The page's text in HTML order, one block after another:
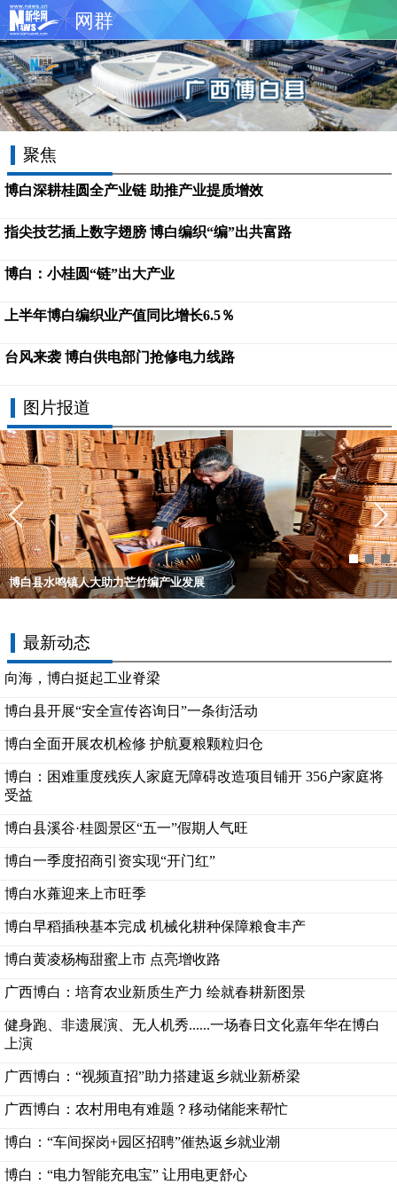
网群
聚焦
博白深耕桂圆全产业链 助推产业提质增效
指尖技艺插上数字翅膀 博白编织“编”出共富路
博白：小桂圆“链”出大产业
上半年博白编织业产值同比增长6.5％
台风来袭 博白供电部门抢修电力线路
图片报道
博白县水鸣镇人大助力芒竹编产业发展
最新动态
向海，博白挺起工业脊梁
博白县开展“安全宣传咨询日”一条街活动
博白全面开展农机检修 护航夏粮颗粒归仓
博白：困难重度残疾人家庭无障碍改造项目铺开 356户家庭将
受益
博白县溪谷·桂圆景区“五一”假期人气旺
博白一季度招商引资实现“开门红”
博白水蕹迎来上市旺季
博白早稻插秧基本完成 机械化耕种保障粮食丰产
博白黄凌杨梅甜蜜上市 点亮增收路
广西博白：培育农业新质生产力 绘就春耕新图景
健身跑、非遗展演、无人机秀......一场春日文化嘉年华在博白
上演
广西博白：“视频直招”助力搭建返乡就业新桥梁
广西博白：农村用电有难题？移动储能来帮忙
博白：“车间探岗+园区招聘”催热返乡就业潮
博白：“电力智能充电宝” 让用电更舒心